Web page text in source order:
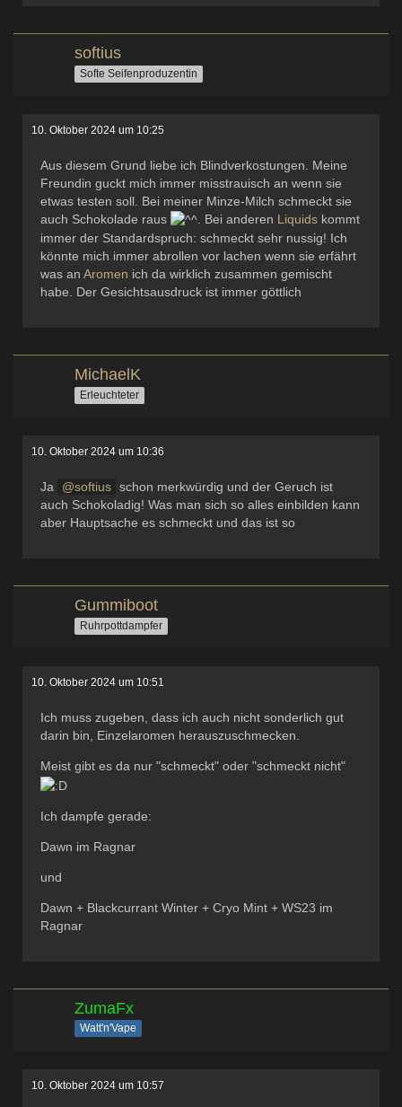
softius
Softe Seifenproduzentin
10. Oktober 2024 um 10:25
Aus diesem Grund liebe ich Blindverkostungen. Meine
Freundin guckt mich immer misstrauisch an wenn sie
etwas testen soll. Bei meiner Minze-Milch schmeckt sie
auch Schokolade raus
. Bei anderen Liquids kommt
immer der Standardspruch: schmeckt sehr nussig! Ich
könnte mich immer abrollen vor lachen wenn sie erfährt
was an Aromen ich da wirklich zusammen gemischt
habe. Der Gesichtsausdruck ist immer göttlich
MichaelK
Erleuchteter
10. Oktober 2024 um 10:36
Ja softius schon merkwürdig und der Geruch ist
auch Schokoladig! Was man sich so alles einbilden kann
aber Hauptsache es schmeckt und das ist so
Gummiboot
Ruhrpottdampfer
10. Oktober 2024 um 10:51
Ich muss zugeben, dass ich auch nicht sonderlich gut
darin bin, Einzelaromen herauszuschmecken.
Meist gibt es da nur "schmeckt" oder "schmeckt nicht"
Ich dampfe gerade:
Dawn im Ragnar
und
Dawn + Blackcurrant Winter + Cryo Mint + WS23 im
Ragnar
ZumaFx
Watt'n'Vape
10. Oktober 2024 um 10:57